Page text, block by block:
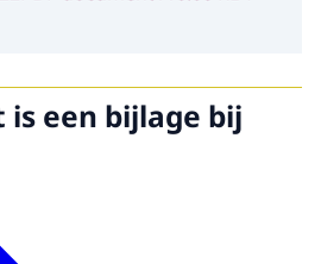
een bijlage bij